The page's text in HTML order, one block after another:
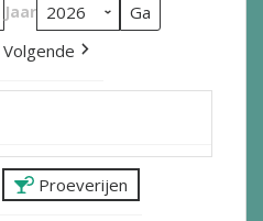
Jaar
Volgende
Proeverijen